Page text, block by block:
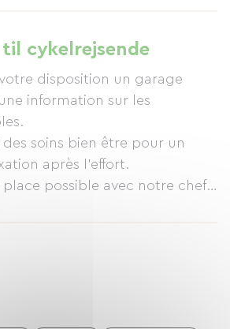
påvirkninger til mere
med et moderne twist). Ema,
(forfatter,
coach for begavede
behandler), kan tilbyde dig
meditation og coaching.
til at tage en pause fra
cykelrejsende
disposition un garage
information sur les
des soins bien être pour un
après l'effort.
place possible avec notre chef